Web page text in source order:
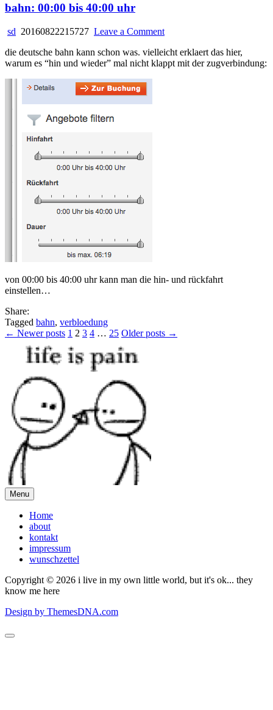
bahn: 00:00 bis 40:00 uhr
sd 20160822215727 Leave a Commenton
00:00
bis
die deutsche bahn kann schon was. vielleicht erklaert das hier,
warum es “hin und wieder” mal nicht klappt mit der zugverbindung:
von 00:00 bis 40:00 uhr kann man die hin- und rückfahrt
einstellen…
Share:
Tagged bahn, verbloedung
Posts
pagination
← Newer posts 1 2 3 4 … 25 Older posts →
Menu
Home
about
kontakt
impressum
wunschzettel
Copyright © 2026 i live in my own little world, but it's ok... they
know me here
Design by ThemesDNA.com
Scroll